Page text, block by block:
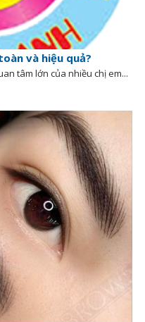
và hiệu quả?
tâm lớn của nhiều chị em...